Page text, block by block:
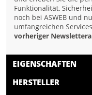
Funktionalität,
noch bei ASWEB und
umfangreichen
vorheriger
EIGENSCHAFTEN
HERSTELLER